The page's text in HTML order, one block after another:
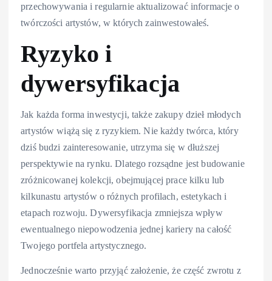
przechowywania i regularnie aktualizować informacje o
twórczości artystów, w których zainwestowałeś.
Ryzyko i
dywersyfikacja
Jak każda forma inwestycji, także zakupy dzieł młodych
artystów wiążą się z ryzykiem. Nie każdy twórca, który
dziś budzi zainteresowanie, utrzyma się w dłuższej
perspektywie na rynku. Dlatego rozsądne jest budowanie
zróżnicowanej kolekcji, obejmującej prace kilku lub
kilkunastu artystów o różnych profilach, estetykach i
etapach rozwoju. Dywersyfikacja zmniejsza wpływ
ewentualnego niepowodzenia jednej kariery na całość
Twojego portfela artystycznego.
Jednocześnie warto przyjąć założenie, że część zwrotu z